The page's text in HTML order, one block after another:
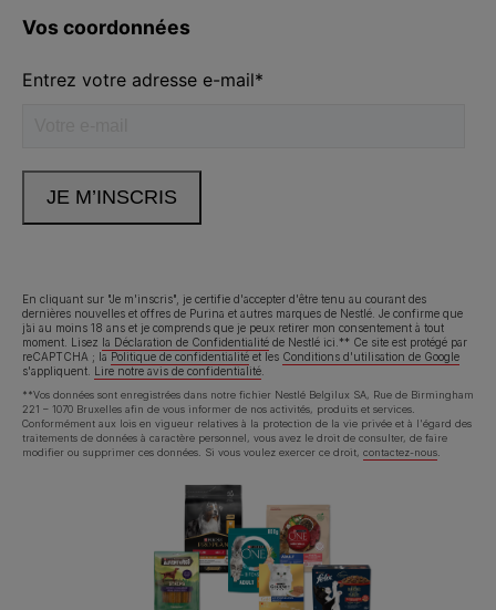
En cliquant sur "Je m'inscris", je certifie d'accepter d'être tenu au courant des
dernières nouvelles et offres de Purina et autres marques de Nestlé. Je confirme que
j’ai au moins 18 ans et je comprends que je peux retirer mon consentement à tout
moment. Lisez la Déclaration de Confidentialité de Nestlé ici.** Ce site est protégé par
reCAPTCHA ; la Politique de confidentialité et les Conditions d'utilisation de Google
s'appliquent.
Lire notre avis de confidentialité
**Vos données sont enregistrées dans notre fichier Nestlé Belgilux SA, Rue de Birmingham
221 – 1070 Bruxelles afin de vous informer de nos activités, produits et services.
Conformément aux lois en vigueur relatives à la protection de la vie privée et à l'égard des
traitements de données à caractère personnel, vous avez le droit de consulter, de faire
modifier ou supprimer ces données. Si vous voulez exercer ce droit, contactez-nous.
Neem contact met ons op
©Reg. Trademark of Nestlé S.A.
Déclaration d'accessibilité Conditions d’utilisation
Avis de confidentialité Cookies